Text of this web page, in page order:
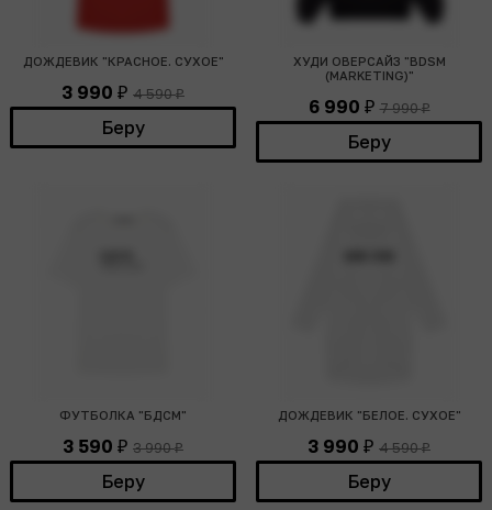
ДОЖДЕВИК "КРАСНОЕ. СУХОЕ"
3 990 ₽ 4 590₽
Беру
ХУДИ ОВЕРСАЙЗ "BDSM
(MARKETING)"
6 990 ₽ 7 990₽
Беру
ФУТБОЛКА "БДСМ"
3 590 ₽ 3 990₽
Беру
ДОЖДЕВИК "БЕЛОЕ. СУХОЕ"
3 990 ₽ 4 590₽
Беру